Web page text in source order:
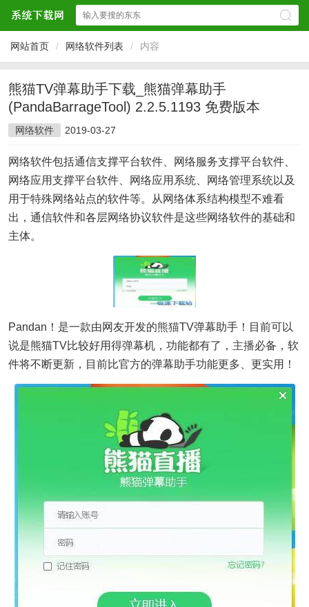
网站首页 / 网络软件列表 / 内容
熊猫TV弹幕助手下载_熊猫弹幕助手
(PandaBarrageTool) 2.2.5.1193 免费版本
网络软件 2019-03-27
网络软件包括通信支撑平台软件、网络服务支撑平台软件、
网络应用支撑平台软件、网络应用系统、网络管理系统以及
用于特殊网络站点的软件等。从网络体系结构模型不难看
出，通信软件和各层网络协议软件是这些网络软件的基础和
主体。
Pandan！是一款由网友开发的熊猫TV弹幕助手！目前可以
说是熊猫TV比较好用得弹幕机，功能都有了， 主播必备，软
件将不断更新，目前比官方的弹幕助手功能更多、更实用！